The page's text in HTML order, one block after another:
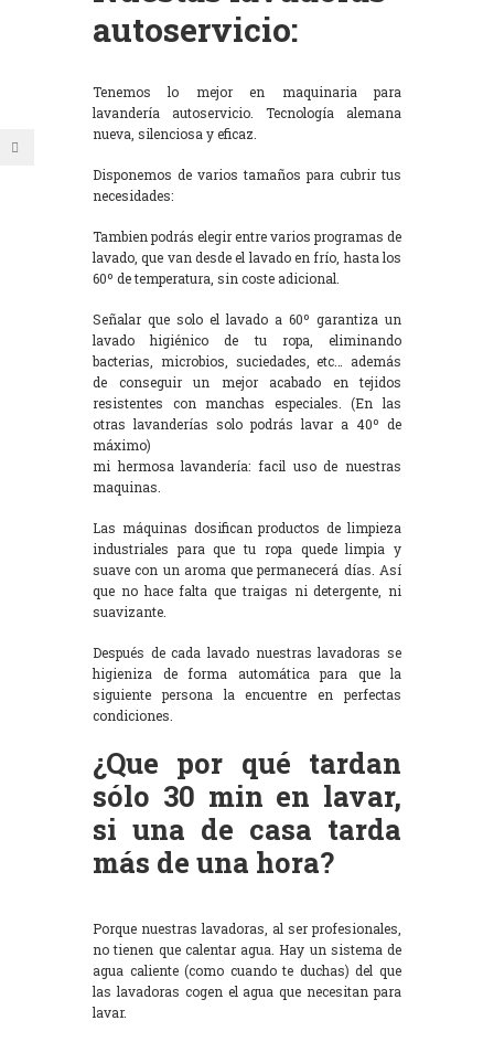
autoservicio:
Tenemos lo mejor en maquinaria para
lavandería autoservicio. Tecnología alemana
nueva, silenciosa y eficaz.
Disponemos de varios tamaños para cubrir tus
necesidades:
Tambien podrás elegir entre varios programas de
lavado, que van desde el lavado en frío, hasta los
60º de temperatura, sin coste adicional.
Señalar que solo el lavado a 60º garantiza un
lavado higiénico de tu ropa, eliminando
bacterias, microbios, suciedades, etc… además
de conseguir un mejor acabado en tejidos
resistentes con manchas especiales. (En las
otras lavanderías solo podrás lavar a 40º de
máximo)
mi hermosa lavandería: facil uso de nuestras
maquinas.
Las máquinas dosifican productos de limpieza
industriales para que tu ropa quede limpia y
suave con un aroma que permanecerá días. Así
que no hace falta que traigas ni detergente, ni
suavizante.
Después de cada lavado nuestras lavadoras se
higieniza de forma automática para que la
siguiente persona la encuentre en perfectas
condiciones.
¿Que por qué tardan
sólo 30 min en lavar,
si una de casa tarda
más de una hora?
Porque nuestras lavadoras, al ser profesionales,
no tienen que calentar agua. Hay un sistema de
agua caliente (como cuando te duchas) del que
las lavadoras cogen el agua que necesitan para
lavar.